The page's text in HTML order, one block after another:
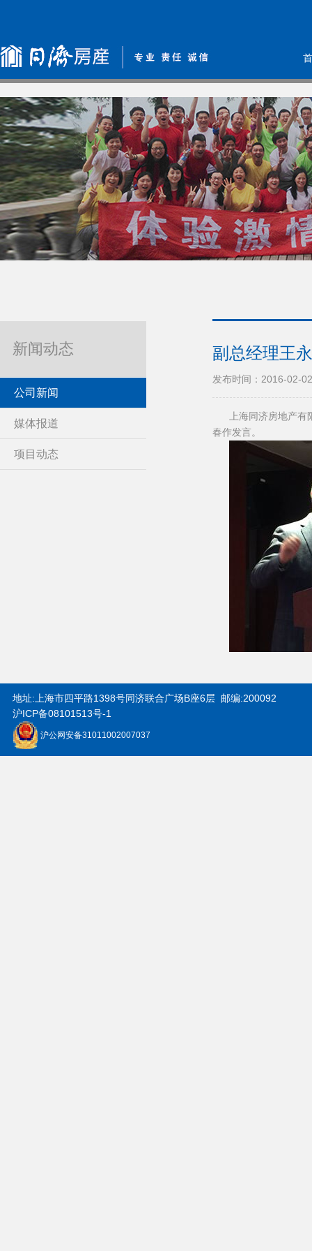
新闻动态
公司新闻
媒体报道
项目动态
副总经理王
发布时间：2016-02-02
上海同济房地产有限
春作发言。
地址:上海市四平路1398号同济联合广场B座6层 邮编:200092
沪ICP备08101513号-1
沪公网安备31011002007037